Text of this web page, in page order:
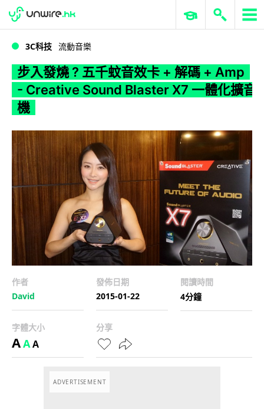
WWDC 2026 ERP 與商業 AI
3C科技 流動音樂
步入發燒 ? 五千蚊音效卡 + 解碼 + Amp
- Creative Sound Blaster X7 一體化擴音
機
作者
David
發佈日期
2015-01-22
閱讀時間
4分鐘
字體大小
AAA
分享
ADVERTISEMENT